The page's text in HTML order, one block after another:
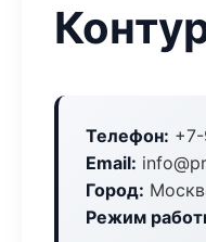
Телефон:
Email:
Город:
Режим